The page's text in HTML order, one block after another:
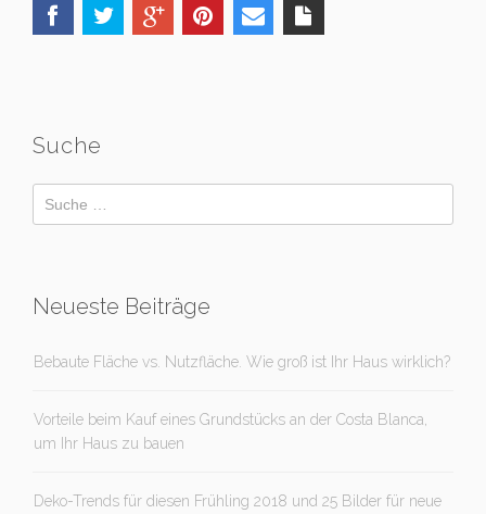
Suche
Neueste Beiträge
Bebaute Fläche vs. Nutzfläche. Wie groß ist Ihr Haus wirklich?
Vorteile beim Kauf eines Grundstücks an der Costa Blanca,
um Ihr Haus zu bauen
Deko-Trends für diesen Frühling 2018 und 25 Bilder für neue